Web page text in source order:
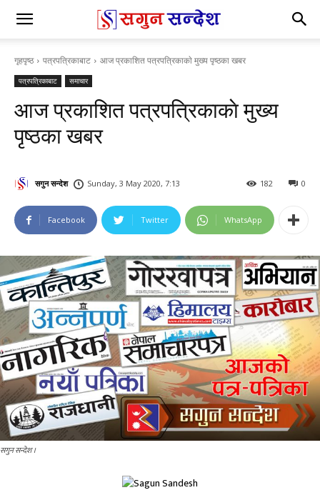
गृहपृष्ठ पत्रपत्रिकाबाट आज प्रकाशित पत्रपत्रिकाकाे मुख्य पृष्ठका खबर
पत्रपत्रिकाबाट समाचार
आज प्रकाशित पत्रपत्रिकाकाे मुख्य
पृष्ठका खबर
सगुन सन्देश Sunday, 3 May 2020, 7:13 0
182
Facebook Twitter WhatsApp
सगुन सन्देश ।